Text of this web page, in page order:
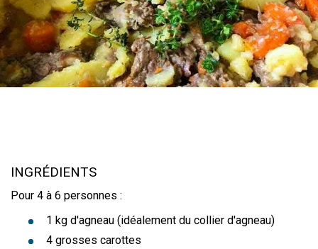
INGRÉDIENTS
Pour 4 à 6 personnes :
1 kg d'agneau (idéalement du collier d'agneau)
4 grosses carottes